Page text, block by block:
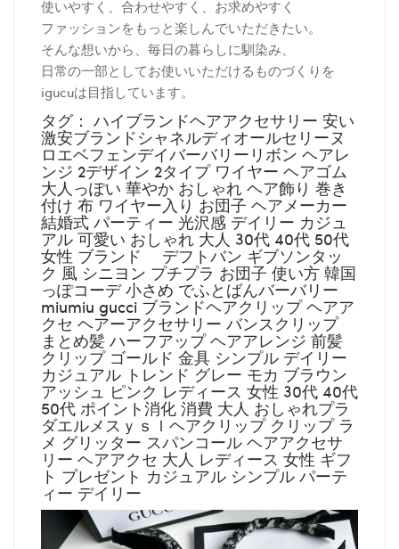
使いやすく、合わせやすく、お求めやすく
ファッションをもっと楽しんでいただきたい。
そんな想いから、毎日の暮らしに馴染み、
日常の一部としてお使いいただけるものづくりを
igucuは目指しています。
タグ： ハイブランドヘアアクセサリー 安い
激安ブランドシャネルディオールセリーヌ
ロエベフェンデイバーバリーリボン ヘアレ
ンジ 2デザイン 2タイプ ワイヤー ヘアゴム
大人っぽい 華やか おしゃれ ヘア飾り 巻き
付け 布 ワイヤー入り お団子 ヘアメーカー
結婚式 パーティー 光沢感 デイリー カジュ
アル 可愛い おしゃれ 大人 30代 40代 50代
女性 ブランド デフトバン ギブソンタッ
ク 風 シニヨン プチプラ お団子 使い方 韓国
っぽコーデ 小さめ でふとばんバーバリー
miumiu gucci ブランドヘアクリップ ヘアア
クセ ヘアーアクセサリー バンスクリップ
まとめ髪 ハーフアップ ヘアアレンジ 前髪
クリップ ゴールド 金具 シンプル デイリー
カジュアル トレンド グレー モカ ブラウン
アッシュ ピンク レディース 女性 30代 40代
50代 ポイント消化 消費 大人 おしゃれプラ
ダエルメスｙｓｌヘアクリップ クリップ ラ
メ グリッター スパンコール ヘアアクセサ
リー ヘアアクセ 大人 レディース 女性 ギフ
ト プレゼント カジュアル シンプル パーテ
ィー デイリー